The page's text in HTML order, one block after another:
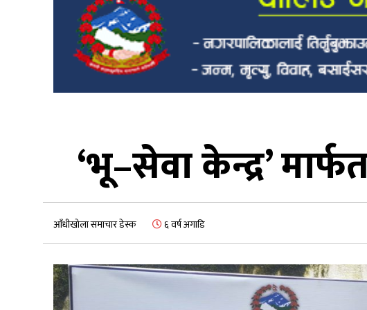
‘भू–सेवा केन्द्र’
आँधीखोला समाचार डेस्क ६ वर्ष अगाडि